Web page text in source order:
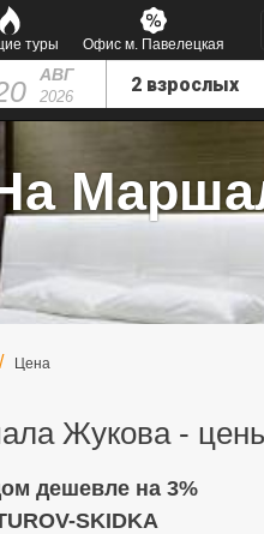
туры Офис м. Павелецкая
АВГ
2026
Цена
Жукова -
дешевле на 3%
SKIDKA